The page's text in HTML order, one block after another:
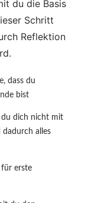
du die Basis
Schritt
Reflektion
dass du
bist
du dich nicht mit
alles
für erste